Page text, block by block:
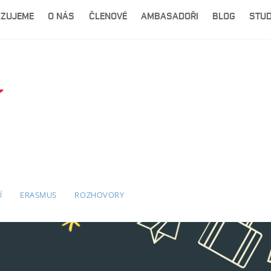
O NÁS ČLENOVÉ AMBASADOŘI BLOG
ERASMUS ROZHOVORY